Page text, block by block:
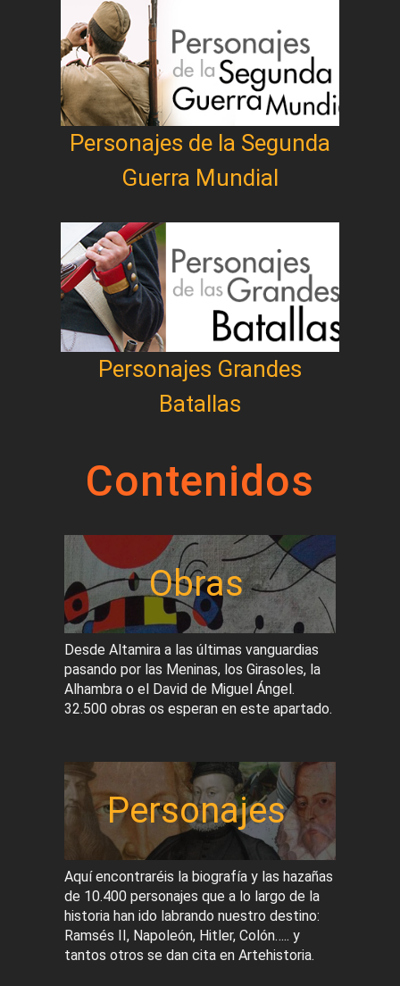
Personajes de la Segunda
Guerra Mundial
Personajes Grandes
Batallas
Contenidos
Obras
Desde Altamira a las últimas vanguardias
pasando por las Meninas, los Girasoles, la
Alhambra o el David de Miguel Ángel.
32.500 obras os esperan en este apartado.
Personajes
Aquí encontraréis la biografía y las hazañas
de 10.400 personajes que a lo largo de la
historia han ido labrando nuestro destino:
Ramsés II, Napoleón, Hitler, Colón….. y
tantos otros se dan cita en Artehistoria.